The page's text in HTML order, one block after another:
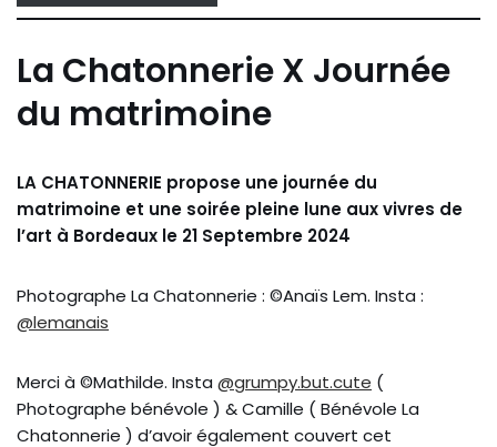
La Chatonnerie X Journée
du matrimoine
LA CHATONNERIE propose une journée du
matrimoine et une soirée pleine lune aux vivres de
l’art à Bordeaux le 21 Septembre 2024
Photographe La Chatonnerie : ©Anaïs Lem. Insta :
@lemanais
Merci à ©Mathilde. Insta @grumpy.but.cute (
Photographe bénévole ) & Camille ( Bénévole La
Chatonnerie ) d’avoir également couvert cet